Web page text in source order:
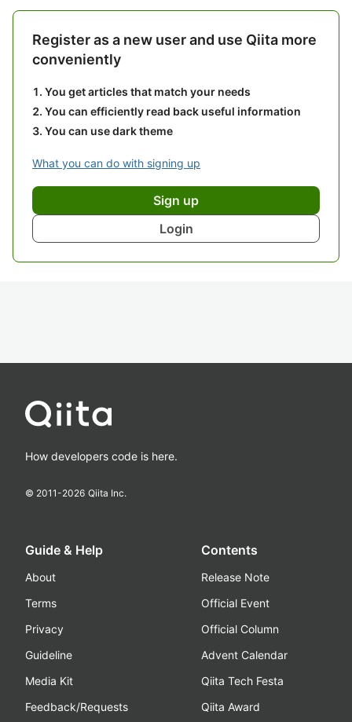
Register as a new user and use Qiita more
conveniently
You get articles that match your needs
You can efficiently read back useful information
You can use dark theme
What you can do with signing up
Sign up
Login
How developers code is here.
© 2011-2026 Qiita Inc.
Guide & Help
About
Terms
Privacy
Guideline
Media Kit
Feedback/Requests
Contents
Release Note
Official Event
Official Column
Advent Calendar
Qiita Tech Festa
Qiita Award